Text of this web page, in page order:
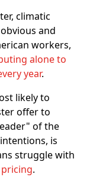
climatic
and
workers,
alone to
year.
likely to
offer to
of the
is
struggle with
.